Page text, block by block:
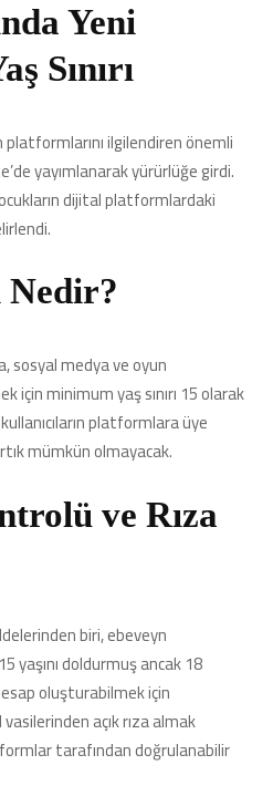
Yasağı
Geldi
için
Yeni
Sınırı
ilgilendiren önemli
yayımlanarak yürürlüğe girdi.
dijital platformlardaki
Nedir?
sosyal medya ve oyun
için minimum yaş sınırı 15 olarak
platformlara üye
mümkün olmayacak.
ve Rıza
biri, ebeveyn
yaşını doldurmuş ancak 18
oluşturabilmek için
açık rıza almak
tarafından doğrulanabilir